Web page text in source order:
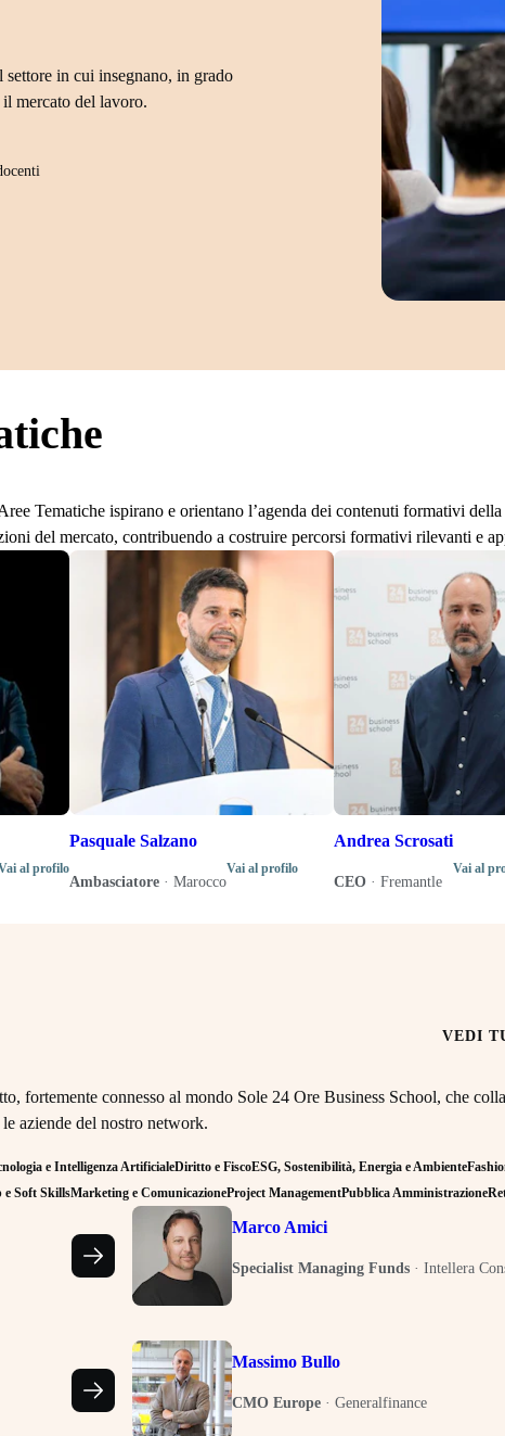
in cui insegnano, in grado
mercato del lavoro.
Tematiche ispirano e orientano l’agenda dei contenuti formativi
del mercato, contribuendo a costruire percorsi formativi rilevanti e
al profilo
Pasquale Salzano
Ambasciatore · Marocco
Vai al profilo
Andrea Scrosati
CEO · Fremantle
Vai al
VEDI
fortemente connesso al mondo Sole 24 Ore Business School, che
aziende del nostro network.
e Intelligenza ArtificialeDiritto e FiscoESG, Sostenibilità, Energia e Ambiente
e Soft SkillsMarketing e ComunicazioneProject ManagementPubblica Amministrazione
Marco Amici
Specialist Managing Funds · Intellera
Massimo Bullo
CMO Europe · Generalfinance